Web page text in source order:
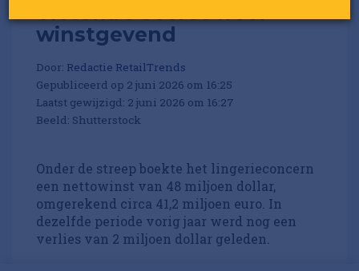
Victoria's Secret weer
winstgevend
Door: Redactie RetailTrends
Gepubliceerd op 2 juni 2026 om 16:25
Laatst gewijzigd: 2 juni 2026 om 16:27
Beeld: Shutterstock
Onder de streep boekte het lingerieconcern
een nettowinst van 48 miljoen dollar,
omgerekend circa 41,2 miljoen euro. In
dezelfde periode vorig jaar werd nog een
verlies van 2 miljoen dollar geleden.